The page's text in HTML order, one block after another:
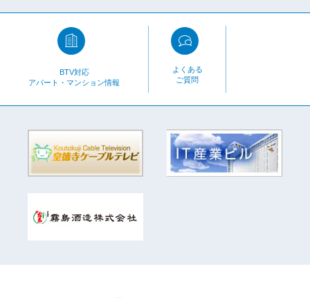
BTV対応
アパート・マンション情報
よくある
ご質問